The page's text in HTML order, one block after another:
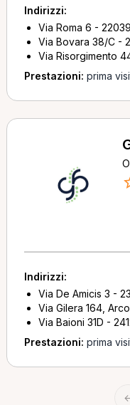
Indirizzi:
Via Roma 6 -
Via Bovara 38/C -
Via Risorgimento
Prestazioni: prima
Indirizzi:
Via De Amicis 3 -
Via Gilera 164,
Via Baioni 31D -
Prestazioni: prima